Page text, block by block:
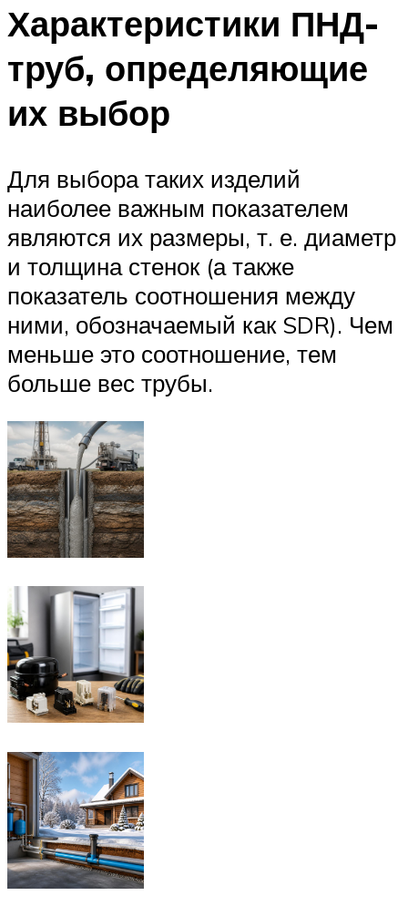
Характеристики ПНД-
труб, определяющие
их выбор
Для выбора таких изделий
наиболее важным показателем
являются их размеры, т. е. диаметр
и толщина стенок (а также
показатель соотношения между
ними, обозначаемый как SDR). Чем
меньше это соотношение, тем
больше вес трубы.